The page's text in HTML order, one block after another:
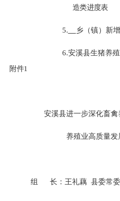
造类进度表
5. 乡（镇）新
6.安溪县生猪养
附件1
安溪县进一步深化畜
养殖业高质量发
组 长：王礼藕 县委常